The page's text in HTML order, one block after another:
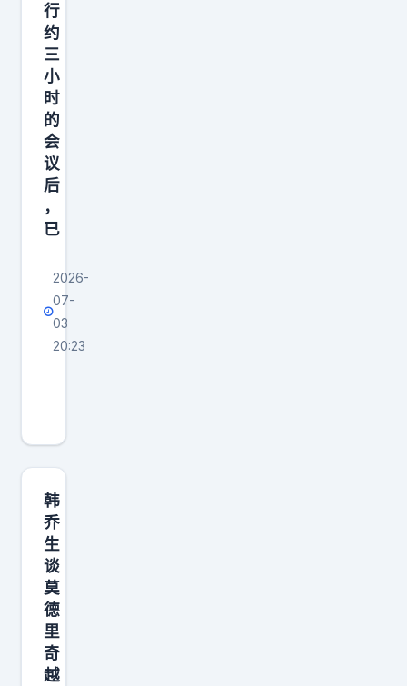
程
。
4
1
岁
依
旧
全
场
奔
行
约
三
小
时
的
会
议
后
，
已
2026-
07-
03
20:23
斯
曼
辞
去
德
国
队
帅
位
德
韩
乔
生
谈
莫
德
里
奇
越